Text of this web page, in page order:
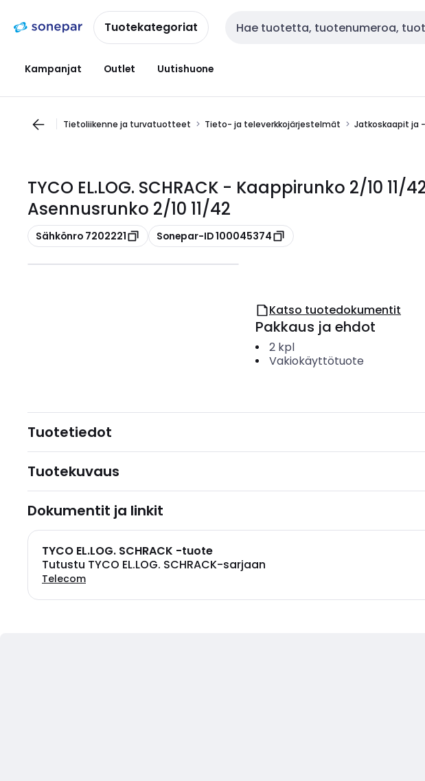
navigointiinsisältöönTuotekategoriat Haku
Kampanjat Outlet Uutishuone
Tietoliikenne ja turvatuotteet Tieto- ja televerkkojärjestelmät Jatkoskaapit ja
TYCO EL.LOG. SCHRACK - Kaappirunko 2/10 11/
Asennusrunko 2/10 11/42
Kopioi
Sähkönro 7202221 Kopioi
Sonepar-ID 100045374
Katso tuotedokumentit
Pakkaus ja ehdot
2 kpl
Vakiokäyttötuote
Tuotetiedot
Tuotekuvaus
Dokumentit ja linkit
TYCO EL.LOG. SCHRACK -tuote
Tutustu TYCO EL.LOG. SCHRACK-sarjaan
Telecom